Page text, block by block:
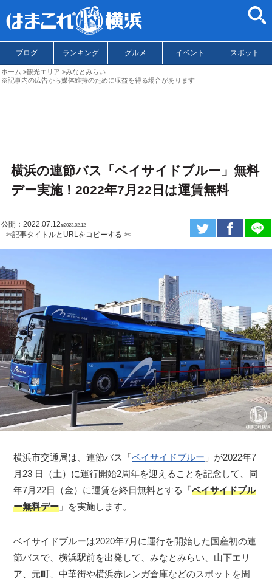
ブログ ランキング グルメ イベント スポット
ホーム 観光エリア
みなとみらい
※記事内の広告から媒体維持のために収益を得る場合があります
横浜の連節バス「ベイサイドブルー」無料
デー実施！2022年7月22日は運賃無料
公開：2022.07.12ಇ2023.02.12
--✄記事タイトルとURLをコピーする-✄—
横浜市交通局は、連節バス「ベイサイドブルー 」が2022年7
⽉23 ⽇（⼟）に運⾏開始2周年を迎えることを記念して、同
年7⽉22⽇（⾦）に運賃を終⽇無料とする「ベイサイドブル
ー無料デー 」を実施します。
ベイサイドブルーは2020年7月に運行を開始した国産初の連
節バスで、横浜駅前を出発して、みなとみらい、山下エリ
ア、元町、中華街や横浜赤レンガ倉庫などのスポットを周